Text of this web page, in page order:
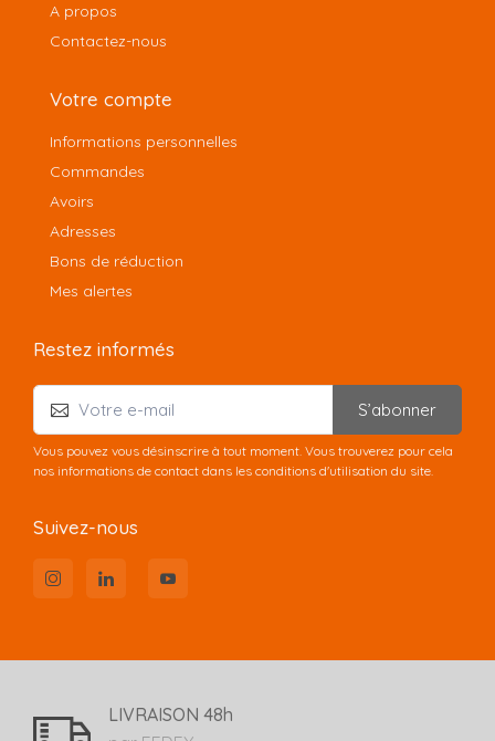
A propos
Contactez-nous
Votre compte
Informations personnelles
Commandes
Avoirs
Adresses
Bons de réduction
Mes alertes
Restez informés
S’abonner
Vous pouvez vous désinscrire à tout moment. Vous trouverez pour cela
nos informations de contact dans les conditions d'utilisation du site.
Suivez-nous
LIVRAISON 48h